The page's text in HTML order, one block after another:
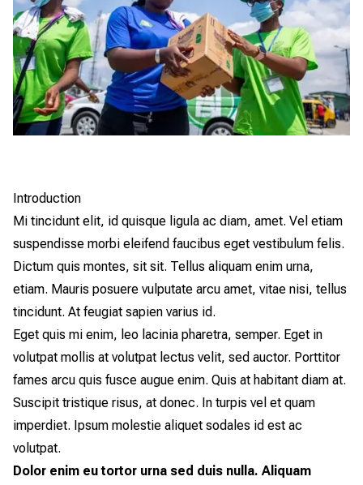
Introduction
Mi tincidunt elit, id quisque ligula ac diam, amet. Vel etiam
suspendisse morbi eleifend faucibus eget vestibulum felis.
Dictum quis montes, sit sit. Tellus aliquam enim urna,
etiam. Mauris posuere vulputate arcu amet, vitae nisi, tellus
tincidunt. At feugiat sapien varius id.
Eget quis mi enim, leo lacinia pharetra, semper. Eget in
volutpat mollis at volutpat lectus velit, sed auctor. Porttitor
fames arcu quis fusce augue enim. Quis at habitant diam at.
Suscipit tristique risus, at donec. In turpis vel et quam
imperdiet. Ipsum molestie aliquet sodales id est ac
volutpat.
Dolor enim eu tortor urna sed duis nulla. Aliquam